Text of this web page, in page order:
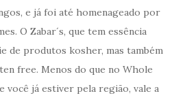
e já foi até homenageado por
O Zabar´s, que tem essência
de produtos kosher, mas também
free. Menos do que no Whole
você já estiver pela região, vale a